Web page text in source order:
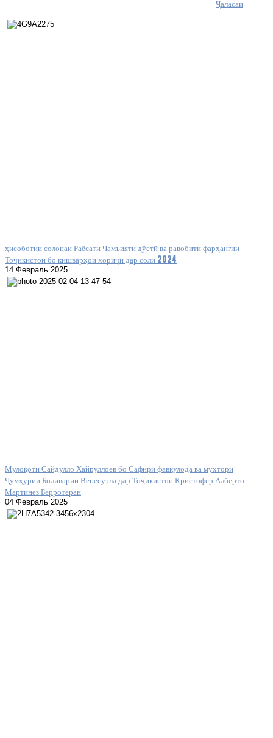
Ҷаласаи
ҳисоботии солонаи Раёсати Ҷамъияти дўстӣ ва равобити фарҳангии
Тоҷикистон бо кишварҳои хориҷӣ дар соли 2024
14 Февраль 2025
Мулоқоти Сайдулло Хайруллоев бо Сафири фавқулода ва мухтори
Ҷумҳурии Боливарии Венесуэла дар Тоҷикистон Кристофер Алберто
Мартинез Берротеран
04 Февраль 2025